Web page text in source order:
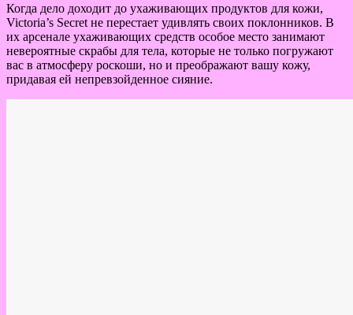
Когда дело доходит до ухаживающих продуктов для кожи,
Victoria’s Secret не перестает удивлять своих поклонников. В
их арсенале ухаживающих средств особое место занимают
невероятные скрабы для тела, которые не только погружают
вас в атмосферу роскоши, но и преображают вашу кожу,
придавая ей непревзойденное сияние.